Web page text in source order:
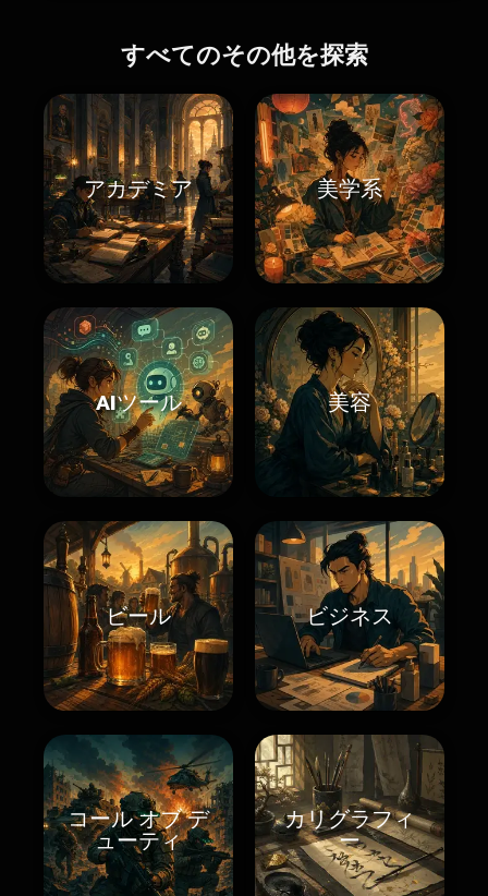
すべてのその他を探索
アカデミア 美学系
AIツール 美容
ビール ビジネス
コール オブ デ
ューティ
カリグラフィ
ー